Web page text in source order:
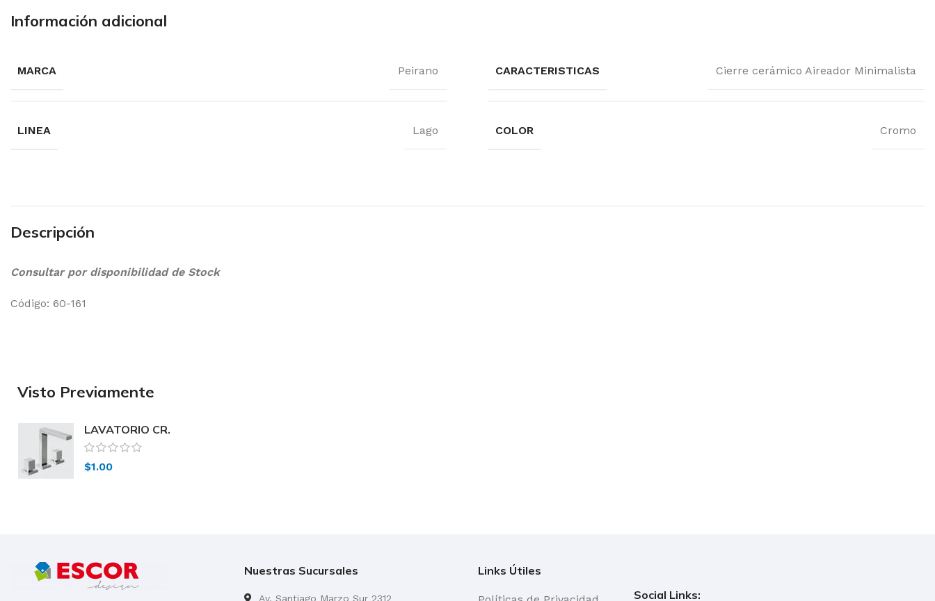
Información adicional
MARCA Peirano CARACTERISTICAS Cierre cerámico Aireador Minimalista
LINEA Lago COLOR Cromo
Descripción
Consultar por disponibilidad de Stock
Código: 60-161
Visto Previamente
LAVATORIO CR.
CIERRE CER. 60-
161 Peirano
$1.00
Nuestras Sucursales
Av. Santiago Marzo Sur 2312
Links Útiles
Social Links: